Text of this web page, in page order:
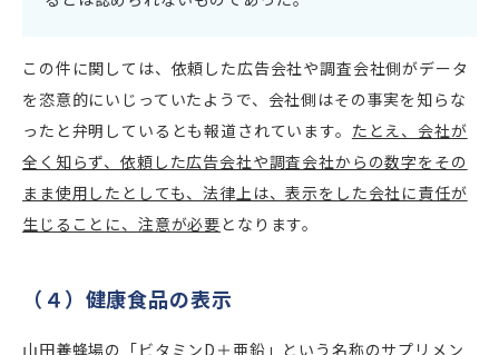
この件に関しては、依頼した広告会社や調査会社側がデータ
を恣意的にいじっていたようで、会社側はその事実を知らな
ったと弁明しているとも報道されています。 たとえ、会社が
全く知らず、依頼した広告会社や調査会社からの数字をその
まま使用したとしても、法律上は、表示をした会社に責任が
生じることに、注意が必要となります。
（４）健康食品の表示
山田養蜂場の「ビタミンD＋亜鉛」という名称のサプリメン